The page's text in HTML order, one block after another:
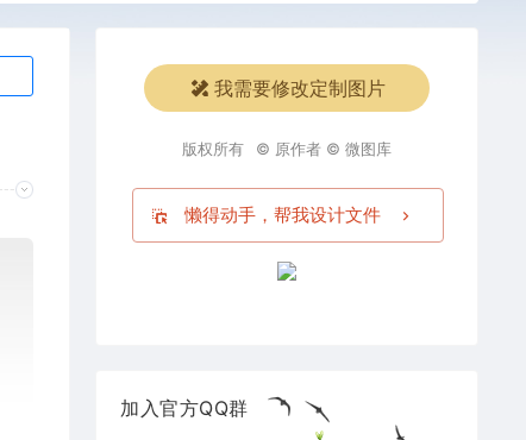
我需要修改定制图片
版权所有 © 原作者 © 微图库
懒得动手，帮我设计文件
加入官方QQ群